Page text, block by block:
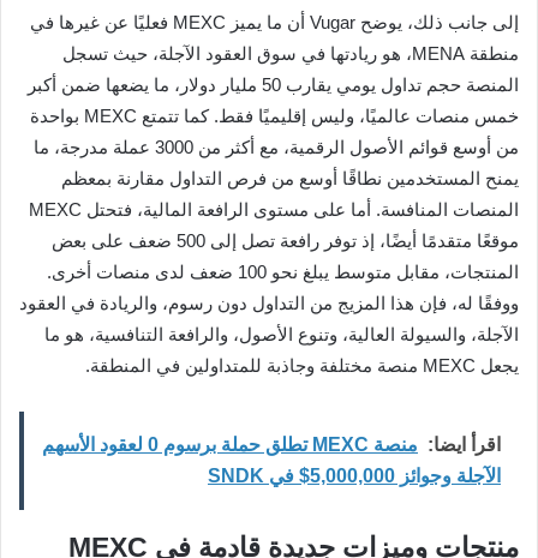
إلى جانب ذلك، يوضح Vugar أن ما يميز MEXC فعليًا عن غيرها في
منطقة MENA، هو ريادتها في سوق العقود الآجلة، حيث تسجل
المنصة حجم تداول يومي يقارب 50 مليار دولار، ما يضعها ضمن أكبر
خمس منصات عالميًا، وليس إقليميًا فقط. كما تتمتع MEXC بواحدة
من أوسع قوائم الأصول الرقمية، مع أكثر من 3000 عملة مدرجة، ما
يمنح المستخدمين نطاقًا أوسع من فرص التداول مقارنة بمعظم
المنصات المنافسة. أما على مستوى الرافعة المالية، فتحتل MEXC
موقعًا متقدمًا أيضًا، إذ توفر رافعة تصل إلى 500 ضعف على بعض
المنتجات، مقابل متوسط يبلغ نحو 100 ضعف لدى منصات أخرى.
ووفقًا له، فإن هذا المزيج من التداول دون رسوم، والريادة في العقود
الآجلة، والسيولة العالية، وتنوع الأصول، والرافعة التنافسية، هو ما
يجعل MEXC منصة مختلفة وجاذبة للمتداولين في المنطقة.
اقرأ ايضا:
منصة MEXC تطلق حملة برسوم 0 لعقود الأسهم
الآجلة وجوائز 5,000,000$ في SNDK
منتجات وميزات جديدة قادمة في MEXC